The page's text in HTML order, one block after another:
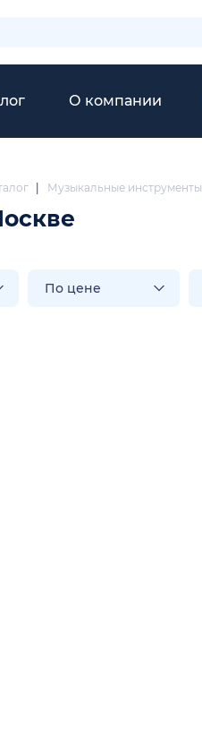
О компании
Музыкальные инструменты
По цене